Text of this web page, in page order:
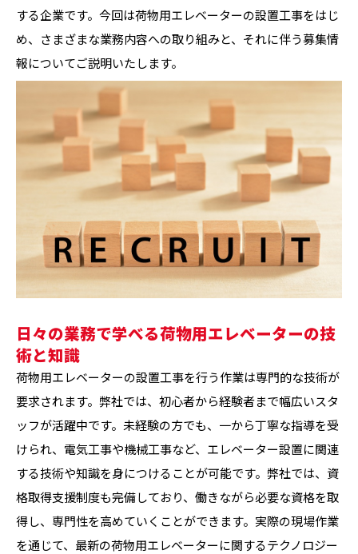
する企業です。今回は荷物用エレベーターの設置工事をはじ
め、さまざまな業務内容への取り組みと、それに伴う募集情
報についてご説明いたします。
日々の業務で学べる荷物用エレベーターの技
術と知識
荷物用エレベーターの設置工事を行う作業は専門的な技術が
要求されます。弊社では、初心者から経験者まで幅広いスタ
ッフが活躍中です。未経験の方でも、一から丁寧な指導を受
けられ、電気工事や機械工事など、エレベーター設置に関連
する技術や知識を身につけることが可能です。弊社では、資
格取得支援制度も完備しており、働きながら必要な資格を取
得し、専門性を高めていくことができます。実際の現場作業
を通じて、最新の荷物用エレベーターに関するテクノロジー